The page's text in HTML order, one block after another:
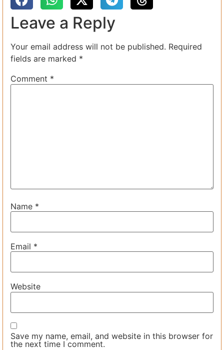
Leave a Reply
Your email address will not be published. Required
fields are marked *
Comment *
Name *
Email *
Website
Save my name, email, and website in this browser for
the next time I comment.